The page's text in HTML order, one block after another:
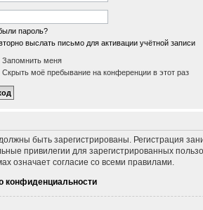
пароль?
выслать письмо для активации учётной записи
Запомнить меня
Скрыть моё пребывание на конференции в этот раз
быть зарегистрированы. Регистрация
привилегии для зарегистрированных
означает согласие со всеми правилами.
конфиденциальности